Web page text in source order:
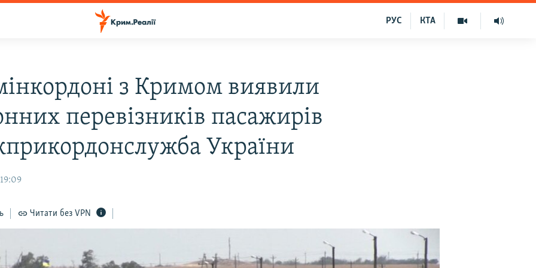
КТА
РУС
з Кримом виявили
перевізників пасажирів
України
Читати без VPN